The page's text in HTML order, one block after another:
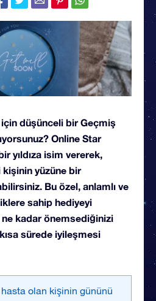
düşünceli bir Geçmiş
Online Star
yıldıza isim vererek,
kişinin yüzüne bir
Bu özel, anlamlı ve
sahip hediyeyi
kadar önemsediğinizi
sürede iyileşmesi
olan kişinin gününü